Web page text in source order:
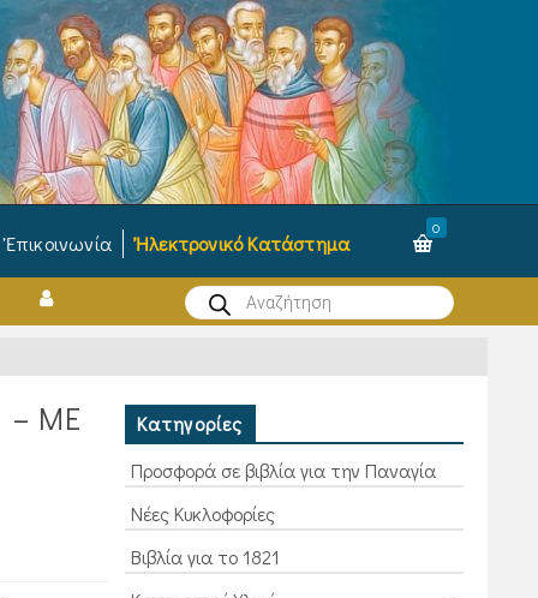
Ἐπικοινωνία Ἠλεκτρονικό Κατάστημα
0
Products
search
– ΜΕ
Κατηγορίες
Προσφορά σε βιβλία για την Παναγία
Νέες Κυκλοφορίες
Βιβλία για το 1821